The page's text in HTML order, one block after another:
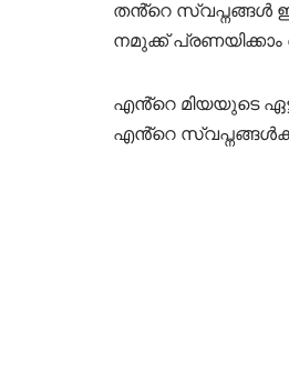
തൻ്റെ സ്വപ്നങ്ങൾ
നമുക്ക്
എൻ്റെ മിയയുടെ
എൻ്റെ